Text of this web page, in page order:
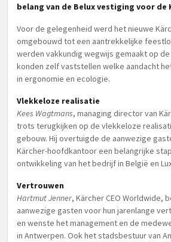
belang van de Belux vestiging voor de
Voor de gelegenheid werd het nieuwe
omgebouwd tot een aantrekkelijke
werden vakkundig wegwijs gemaakt op
konden zelf vaststellen welke aandacht
in ergonomie en ecologie.
Vlekkeloze realisatie
Kees Wagtmans, managing director van
trots terugkijken op de vlekkeloze
gebouw. Hij overtuigde de aanwezige
Kärcher-hoofdkantoor een belangrijke
ontwikkeling van het bedrijf in België en
Vertrouwen
Hartmut Jenner, Kärcher CEO Worldwide,
aanwezige gasten voor hun jarenlange
en wenste het management en de
in Antwerpen. Ook het stadsbestuur van